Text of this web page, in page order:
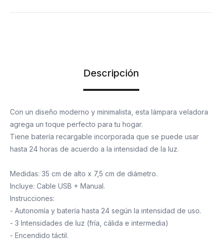
Descripción
Con un diseño moderno y minimalista, esta lámpara veladora
agrega un toque perfecto para tu hogar.
Tiene batería recargable incorporada que se puede usar
hasta 24 horas de acuerdo a la intensidad de la luz.
Medidas: 35 cm de alto x 7,5 cm de diámetro.
Incluye: Cable USB + Manual.
Instrucciones:
- Autonomía y batería hasta 24 según la intensidad de uso.
- 3 Intensidades de luz (fría, cálida e intermedia)
- Encendido táctil.